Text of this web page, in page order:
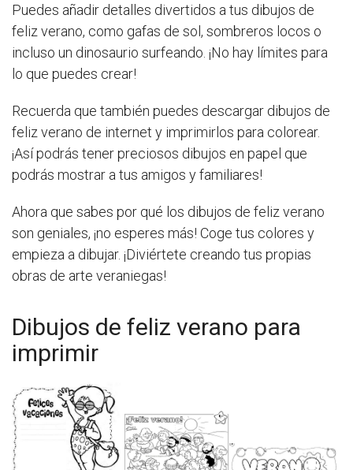
Puedes añadir detalles divertidos a tus dibujos de
feliz verano, como gafas de sol, sombreros locos o
incluso un dinosaurio surfeando. ¡No hay límites para
lo que puedes crear!
Recuerda que también puedes descargar dibujos de
feliz verano de internet y imprimirlos para colorear.
¡Así podrás tener preciosos dibujos en papel que
podrás mostrar a tus amigos y familiares!
Ahora que sabes por qué los dibujos de feliz verano
son geniales, ¡no esperes más! Coge tus colores y
empieza a dibujar. ¡Diviértete creando tus propias
obras de arte veraniegas!
Dibujos de feliz verano para
imprimir